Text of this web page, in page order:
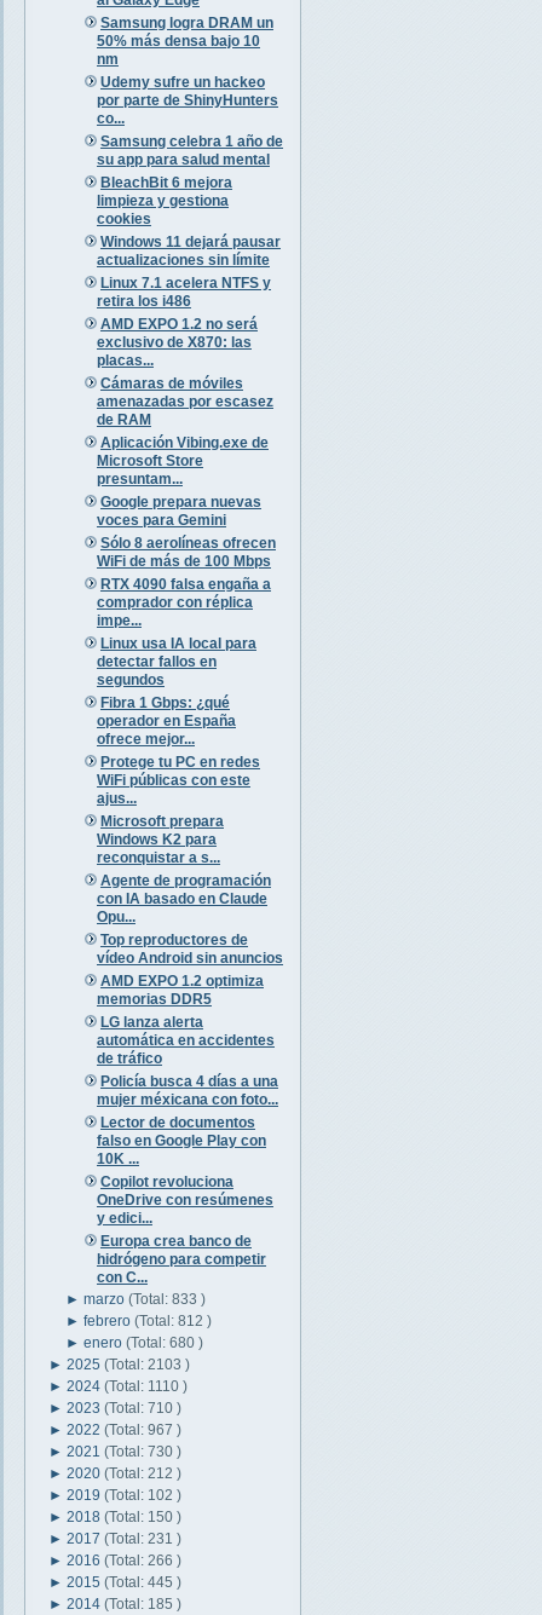
Samsung logra DRAM un
50% más densa bajo 10
nm
Udemy sufre un hackeo
por parte de ShinyHunters
co...
Samsung celebra 1 año de
su app para salud mental
BleachBit 6 mejora
limpieza y gestiona
cookies
Windows 11 dejará pausar
actualizaciones sin límite
Linux 7.1 acelera NTFS y
retira los i486
AMD EXPO 1.2 no será
exclusivo de X870: las
placas...
Cámaras de móviles
amenazadas por escasez
de RAM
Aplicación Vibing.exe de
Microsoft Store
presuntam...
Google prepara nuevas
voces para Gemini
Sólo 8 aerolíneas ofrecen
WiFi de más de 100 Mbps
RTX 4090 falsa engaña a
comprador con réplica
impe...
Linux usa IA local para
detectar fallos en
segundos
Fibra 1 Gbps: ¿qué
operador en España
ofrece mejor...
Protege tu PC en redes
WiFi públicas con este
ajus...
Microsoft prepara
Windows K2 para
reconquistar a s...
Agente de programación
con IA basado en Claude
Opu...
Top reproductores de
vídeo Android sin anuncios
AMD EXPO 1.2 optimiza
memorias DDR5
LG lanza alerta
automática en accidentes
de tráfico
Policía busca 4 días a una
mujer méxicana con foto...
Lector de documentos
falso en Google Play con
10K ...
Copilot revoluciona
OneDrive con resúmenes
y edici...
Europa crea banco de
hidrógeno para competir
con C...
►marzo(Total: 833 )
►febrero(Total: 812 )
►enero(Total: 680 )
► 2025 (Total: 2103 )
► 2024 (Total: 1110 )
► 2023 (Total: 710 )
► 2022 (Total: 967 )
► 2021 (Total: 730 )
► 2020 (Total: 212 )
► 2019 (Total: 102 )
► 2018 (Total: 150 )
► 2017 (Total: 231 )
► 2016 (Total: 266 )
► 2015 (Total: 445 )
► 2014 (Total: 185 )